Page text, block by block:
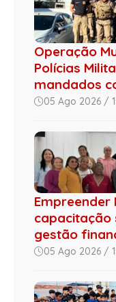
Operação
Polícias
mandados
05 Ago 2026 /
Empreender
gestão
05 Ago 2026 /